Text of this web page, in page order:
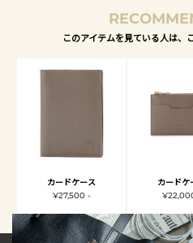
このアイテムを見ている人は、
カードケース
¥27,500 -
カードケ